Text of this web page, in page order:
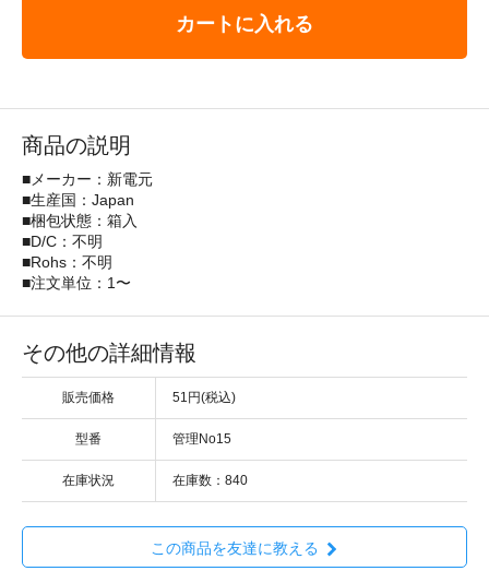
カートに入れる
商品の説明
■メーカー：新電元
■生産国：Japan
■梱包状態：箱入
■D/C：不明
■Rohs：不明
■注文単位：1〜
その他の詳細情報
販売価格 51円(税込)
型番 管理No15
在庫状況 在庫数：840
この商品を友達に教える